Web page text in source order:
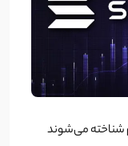
شناخته می‌شوند